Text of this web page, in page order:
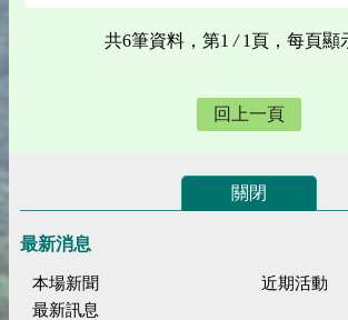
共6筆資料，第1 /1頁，每頁顯
回上一頁
關閉
最新消息
本場新聞
近期活動
最新訊息